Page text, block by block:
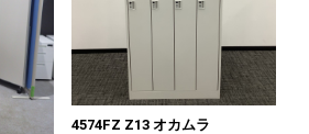
4574FZ Z13 オカムラ